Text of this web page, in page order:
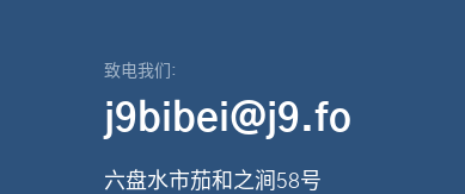
致电我们:
j9bibei@j9.fo
六盘水市茄和之涧58号